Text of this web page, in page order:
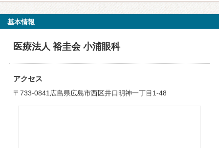
基本情報
医療法人 裕圭会 小浦眼科
アクセス
〒733-0841広島県広島市西区井口明神一丁目1-48